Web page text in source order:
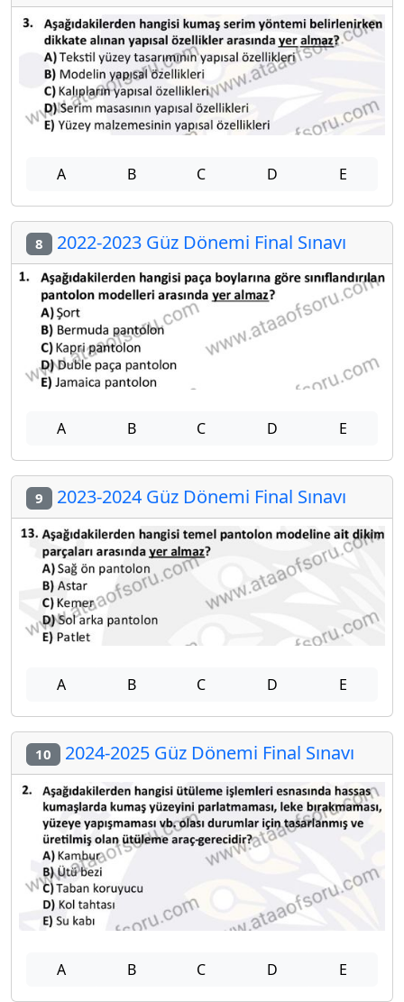
A B C D E
8 2022-2023 Güz Dönemi Final Sınavı
A B C D E
9 2023-2024 Güz Dönemi Final Sınavı
A B C D E
10 2024-2025 Güz Dönemi Final Sınavı
A B C D E